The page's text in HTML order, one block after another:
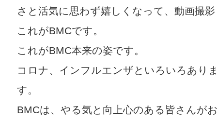
さと活気に思わず嬉しくなって、動画撮
これがBMCです。
これがBMC本来の姿です。
コロナ、インフルエンザといろいろあり
す。
BMCは、やる気と向上心のある皆さんが